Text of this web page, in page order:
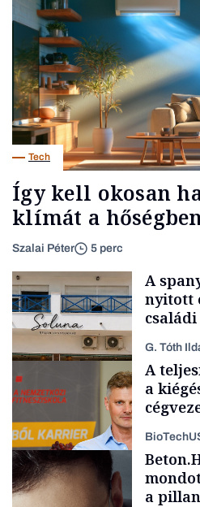
Tech
Így kell okosan
klímát a
Szalai Péter 5 perc
Gasztró
A
nyitott
G. Tóth
A
a
a